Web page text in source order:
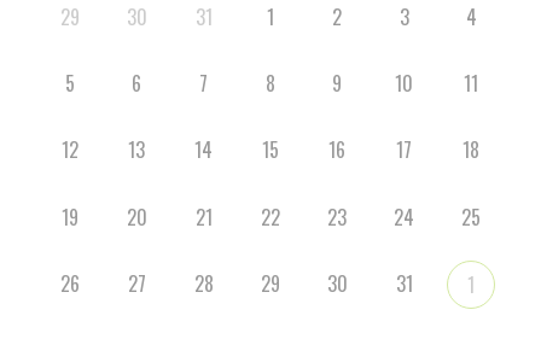
29
30 31 1 2 3 4
5 6 7 8 9 10 11
12 13 14 15 16 17 18
19 20 21 22 23 24 25
26 27 28 29 30 31 1